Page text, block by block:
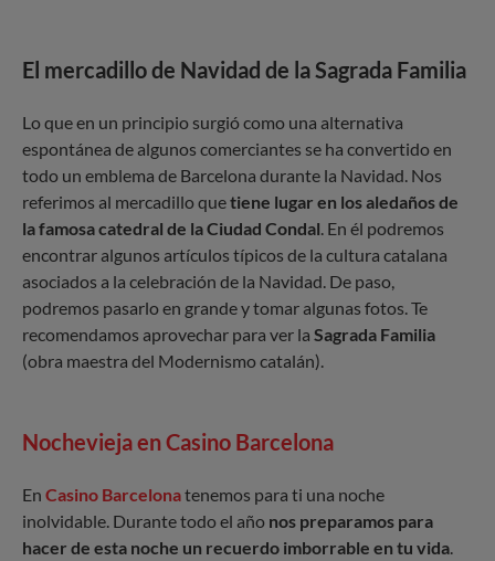
El mercadillo de Navidad de la Sagrada Familia
Lo que en un principio surgió como una alternativa
espontánea de algunos comerciantes se ha convertido en
todo un emblema de Barcelona durante la Navidad. Nos
referimos al mercadillo quetiene lugar en los aledaños de
la famosa catedral de la Ciudad Condal . En él podremos
encontrar algunos artículos típicos de la cultura catalana
asociados a la celebración de la Navidad. De paso,
podremos pasarlo en grande y tomar algunas fotos. Te
recomendamos aprovechar para ver la Sagrada Familia
(obra maestra del Modernismo catalán).
Nochevieja en Casino Barcelona
En Casino Barcelonatenemos para ti una noche
inolvidable. Durante todo el año nos preparamos para
hacer de esta noche un recuerdo imborrable en tu vida